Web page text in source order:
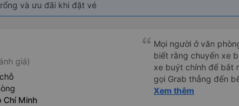
và ưu đãi khi đặt vé
giá)
Chí Minh
Mọi người ở văn
biết rằng chuyến xe
xe buýt chính để bắt
gọi Grab thẳng đến
không phải mang vác
Xem thêm